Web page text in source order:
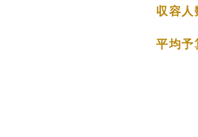
収容人
平均予